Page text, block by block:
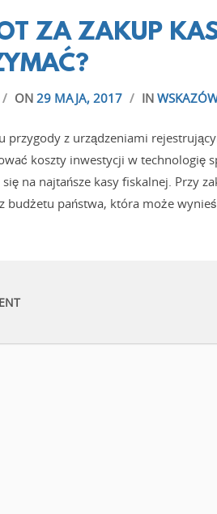
ZA ZAKUP
/ ON 29 MAJA, 2017 / IN
przygody z urządzeniami
koszty inwestycji w technologię
na najtańsze kasy fiskalnej. Przy
budżetu państwa, która może